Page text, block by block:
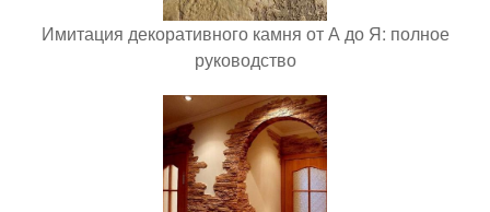
Имитация декоративного камня от А до Я: полное
руководство